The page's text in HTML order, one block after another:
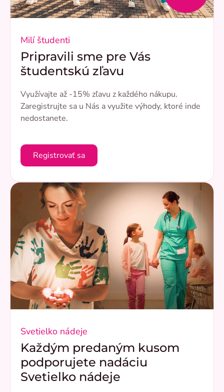
Milí študenti
Pripravili sme pre Vás
študentskú zľavu
Využívajte až -15% zľavu z každého nákupu.
Zaregistrujte sa u Nás a využite výhody, ktoré inde
nedostanete.
Registrovať sa
Svetielko nádeje
Každým predaným kusom
podporujete nadáciu
Svetielko nádeje